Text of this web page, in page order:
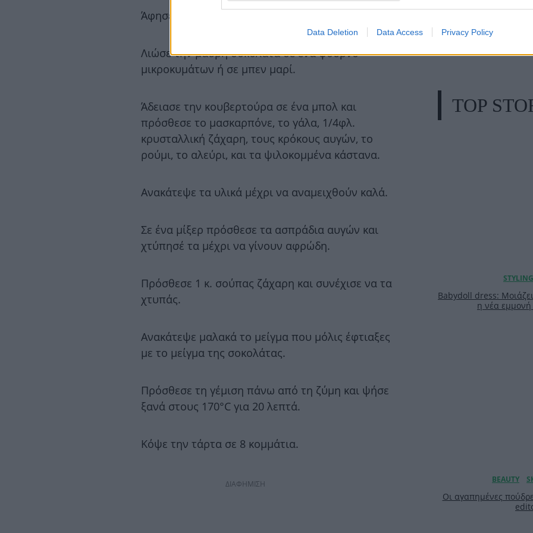
Data Deletion Data Access Privacy Policy
Άφησέ την να κρυώσει.
Λιώσε την μαύρη σοκολάτα σε ένα φούρνο
μικροκυμάτων ή σε μπεν μαρί.
Άδειασε την κουβερτούρα σε ένα μπολ και
πρόσθεσε το μασκαρπόνε, το γάλα, 1/4φλ.
κρυσταλλική ζάχαρη, τους κρόκους αυγών, το
ρούμι, το αλεύρι, και τα ψιλοκομμένα κάστανα.
Ανακάτεψε τα υλικά μέχρι να αναμειχθούν καλά.
Σε ένα μίξερ πρόσθεσε τα ασπράδια αυγών και
χτύπησέ τα μέχρι να γίνουν αφρώδη.
Πρόσθεσε 1 κ. σούπας ζάχαρη και συνέχισε να τα
χτυπάς.
Ανακάτεψε μαλακά το μείγμα που μόλις έφτιαξες
με το μείγμα της σοκολάτας.
Πρόσθεσε τη γέμιση πάνω από τη ζύμη και ψήσε
ξανά στους 170°C για 20 λεπτά.
Κόψε την τάρτα σε 8 κομμάτια.
ΔΙΑΦΗΜΙΣΗ
TOP
Babydoll dress:
η νέα
Οι αγαπημένες